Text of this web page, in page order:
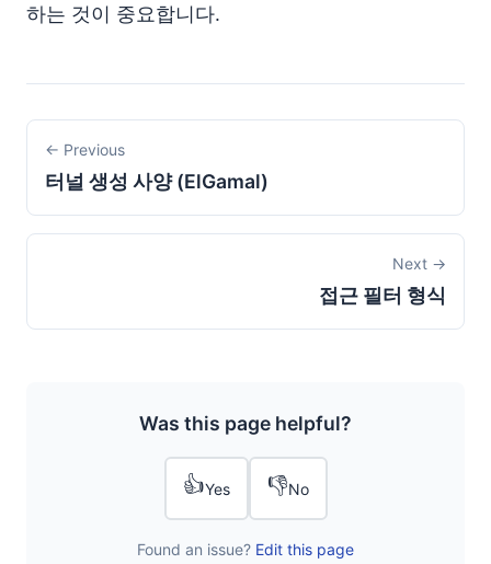
하는 것이 중요합니다.
← Previous
터널 생성 사양 (ElGamal)
Next →
접근 필터 형식
Was this page helpful?
👍Yes 👎No
Found an issue? Edit this page